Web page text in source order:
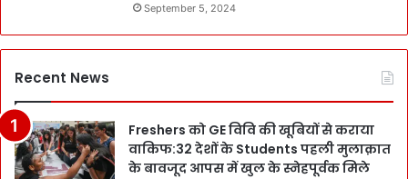
September 5, 2024
Recent News
Freshers को GE विवि की खूबियों से कराया
वाकिफ:32 देशों के Students पहली मुलाक़ात
के बावजूद आपस में खुल के स्नेहपूर्वक मिले